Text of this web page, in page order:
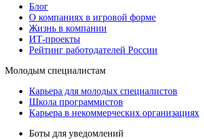
Блог
О компаниях в игровой форме
Жизнь в компании
ИТ-проекты
Рейтинг работодателей России
Молодым специалистам
Карьера для молодых специалистов
Школа программистов
Карьера в некоммерческих организациях
Боты для уведомлений